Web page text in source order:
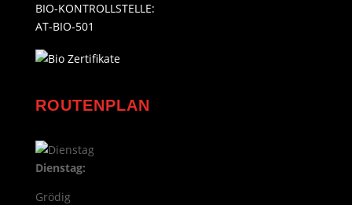
BIO-KONTROLLSTELLE:
AT-BIO-501
ROUTENPLAN
Dienstag:
Grödig